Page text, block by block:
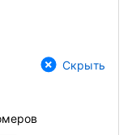
Скрыть